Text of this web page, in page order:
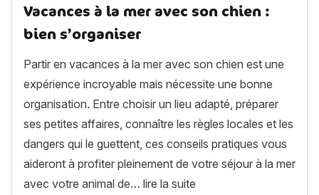
Vacances à la mer avec son chien :
bien s’organiser
Partir en vacances à la mer avec son chien est une
expérience incroyable mais nécessite une bonne
organisation. Entre choisir un lieu adapté, préparer
ses petites affaires, connaître les règles locales et les
dangers qui le guettent, ces conseils pratiques vous
aideront à profiter pleinement de votre séjour à la mer
avec votre animal de… lire la suite